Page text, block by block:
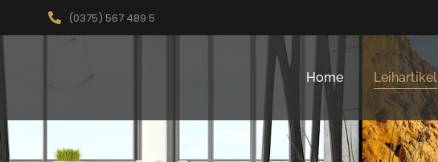
(0375) 567 489 5
Home Leihartikel